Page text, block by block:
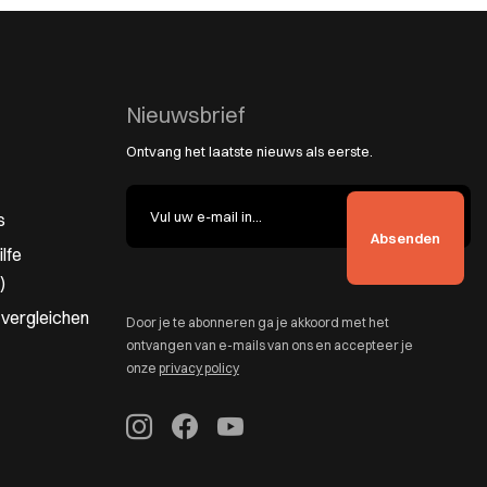
Nieuwsbrief
Ontvang het laatste nieuws als eerste.
Door je te abonneren ga je akkoord met het
ontvangen van e-mails van ons en accepteer je
onze privacy policy